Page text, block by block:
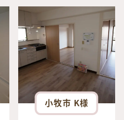
小牧市 K様